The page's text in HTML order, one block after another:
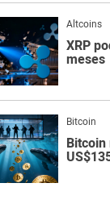
Altcoins
XRP
meses
Bitcoin